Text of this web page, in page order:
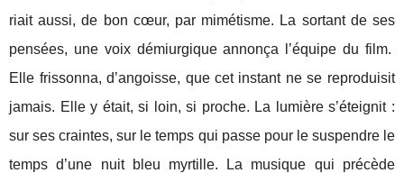
riait aussi, de bon cœur, par mimétisme. La sortant de ses
pensées, une voix démiurgique annonça l’équipe du film.
Elle frissonna, d’angoisse, que cet instant ne se reproduisit
jamais. Elle y était, si loin, si proche. La lumière s’éteignit :
sur ses craintes, sur le temps qui passe pour le suspendre le
temps d’une nuit bleu myrtille. La musique qui précède